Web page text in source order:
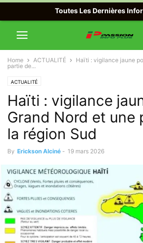
Home ACTUALITÉ
Haïti : vigilance jaune
partie de...
ACTUALITÉ
Haïti : vigilance
Grand Nord et une
la région Sud
By Erickson Alciné - 19 mars 2026
Toutes Les Dernières